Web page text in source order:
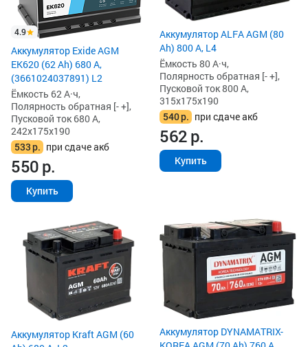
4.9
Аккумулятор Exide AGM
EK620 (62 Ah) 680 А,
(3661024037891) L2
Ёмкость 62 А·ч,
Полярность обратная [- +],
Пусковой ток 680 А,
242x175x190
533р. при сдаче акб
550р.
Купить
Аккумулятор ALFA AGM (80
Ah) 800 А, L4
Ёмкость 80 А·ч,
Полярность обратная [- +],
Пусковой ток 800 А,
315x175x190
540р. при сдаче акб
562р.
Купить
Аккумулятор Kraft AGM (60
Аккумулятор DYNAMATRIX-